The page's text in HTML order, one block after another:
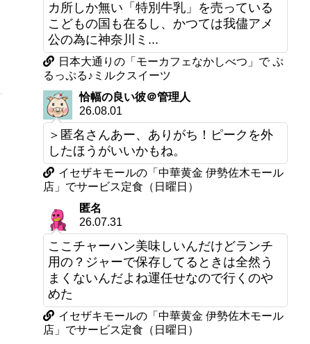
カ所しか無い「特別牛乳」を売っている
こどもの国も在るし、かつては我儘アメ
公の為に神奈川ミ...
日本大通りの「モーカフェなかしべつ」で ぷ
るっぷる♪ミルクスイーツ
恰幅の良い彼＠管理人
26.08.01
＞匿名さんあー、ありがち！ピークを外
したほうがいいかもね。
イセザキモールの「中華黄金 伊勢佐木モール
店」でサービス定食（日曜日）
匿名
26.07.31
ここチャーハン美味しいんだけどランチ
用の？ジャーで保存してるときは全然う
まくないんだよね運任せなので行くのや
めた
イセザキモールの「中華黄金 伊勢佐木モール
店」でサービス定食（日曜日）